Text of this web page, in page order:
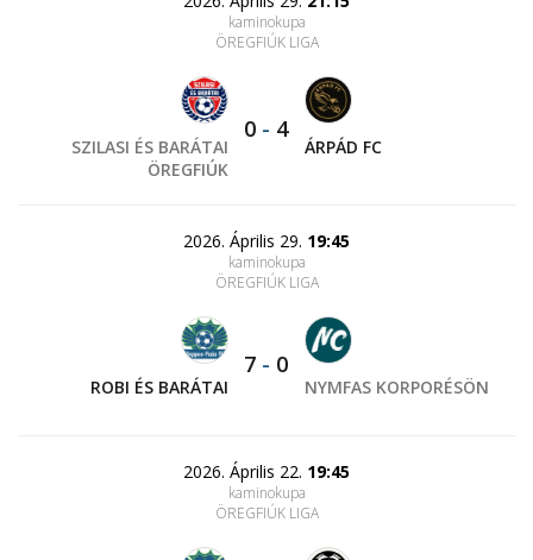
kaminokupa
ÖREGFIÚK LIGA
SZILASI ÉS BARÁTAI
ÖREGFIÚK
0 - 4
ÁRPÁD FC
2026. Április 29. 19:45
kaminokupa
ÖREGFIÚK LIGA
ROBI ÉS BARÁTAI
7 - 0
NYMFAS KORPORÉSÖN
2026. Április 22. 19:45
kaminokupa
ÖREGFIÚK LIGA